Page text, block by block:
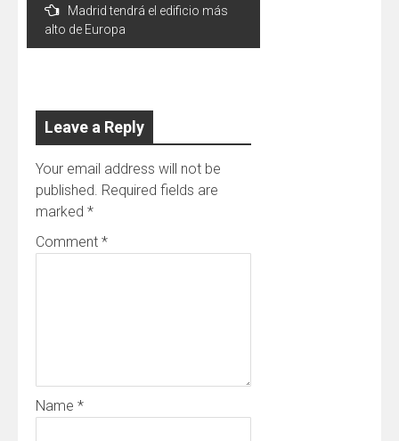
navigation
Madrid tendrá el edificio más
alto de Europa
Leave a Reply
Your email address will not be
published. Required fields are
marked *
Comment *
Name *